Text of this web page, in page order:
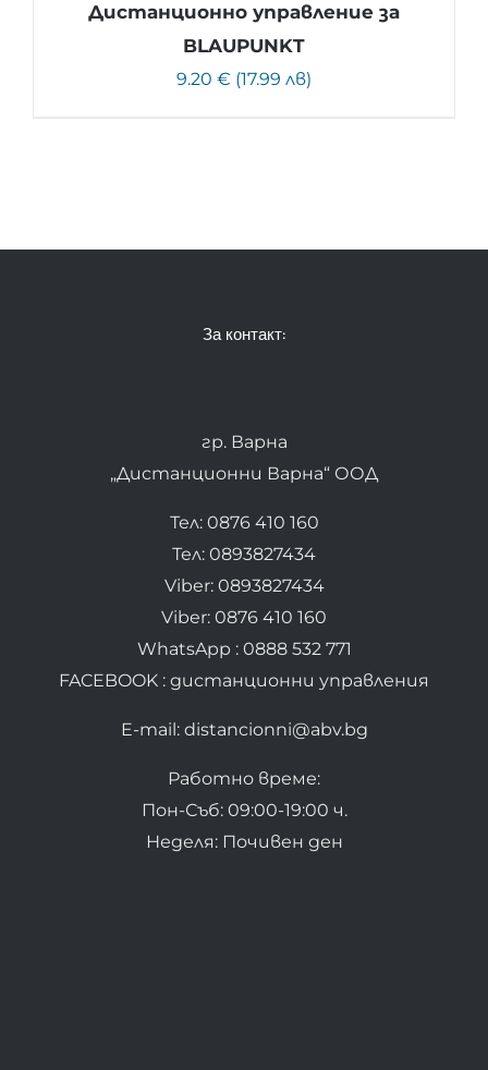
Дистанционно управление за
BLAUPUNKT
9.20 € (17.99 лв)
За контакт:
гр. Варна
„Дистанционни Варна“ ООД
Тел: 0876 410 160
Тел: 0893827434
Viber: 0893827434
Viber: 0876 410 160
WhatsApp : 0888 532 771
FACEBOOK : дистанционни управления
E-mail: distancionni@abv.bg
Работно време:
Пон-Съб: 09:00-19:00 ч.
Неделя: Почивен ден